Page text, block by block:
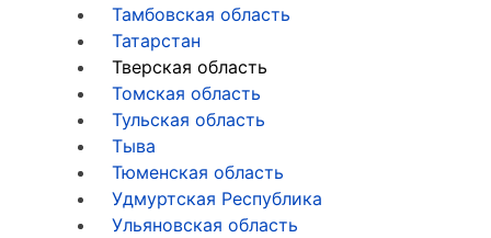
Тамбовская область
Татарстан
Тверская область
Томская область
Тульская область
Тыва
Тюменская область
Удмуртская Республика
Ульяновская область